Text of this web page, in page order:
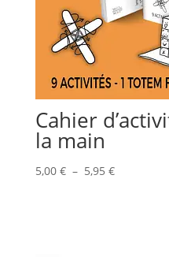
Cahier
la main
5,00 € – 5,95 €Plage